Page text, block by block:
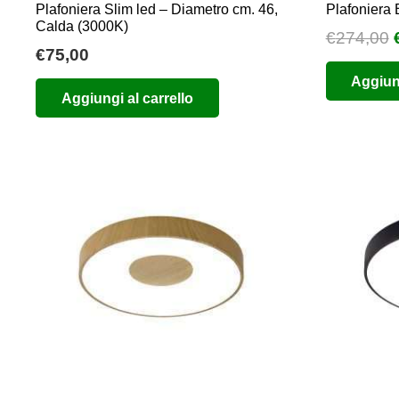
Plafoniera Slim led – Diametro cm. 46,
Calda (3000K)
€75,00
Aggiungi al carrello
Plafoniera
€274,00